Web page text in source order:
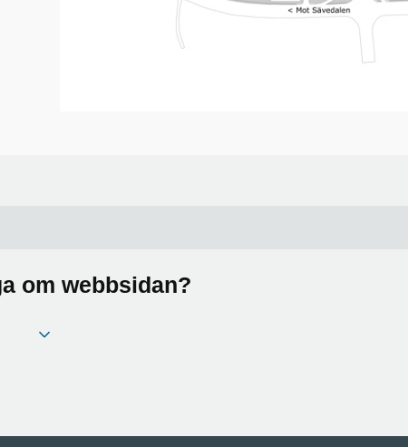
om webbsidan?